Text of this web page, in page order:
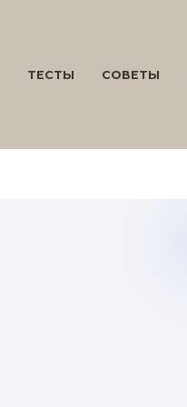
ТЕСТЫ СОВЕТЫ